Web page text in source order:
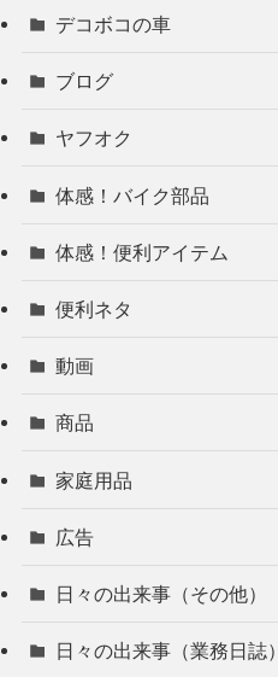
デコボコの車
ブログ
ヤフオク
体感！バイク部品
体感！便利アイテム
便利ネタ
動画
商品
家庭用品
広告
日々の出来事（その他）
日々の出来事（業務日誌）